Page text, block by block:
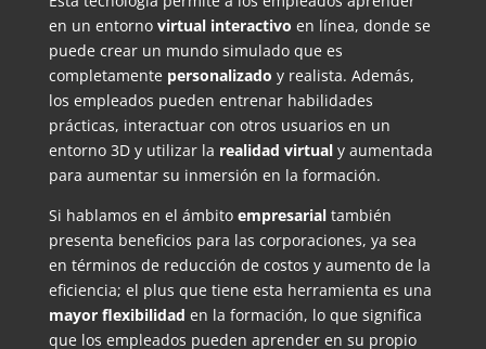
en un entorno virtual interactivo en línea, donde se
puede crear un mundo simulado que es
completamentepersonalizado y realista. Además,
los empleados pueden entrenar habilidades
prácticas, interactuar con otros usuarios en un
entorno 3D y utilizar la realidad virtualy aumentada
para aumentar su inmersión en la formación.
Si hablamos en el ámbitoempresarialtambién
presenta beneficios para las corporaciones, ya sea
en términos de reducción de costos y aumento de la
eficiencia; el plus que tiene esta herramienta es una
mayor flexibilidad en la formación, lo que significa
que los empleados pueden aprender en su propio